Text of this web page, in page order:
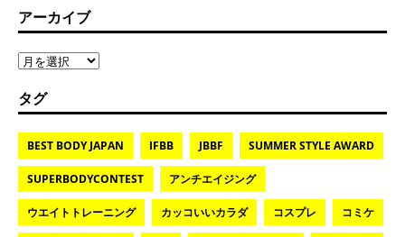
アーカイブ
タグ
BEST BODY JAPAN IFBB JBBF SUMMER STYLE AWARD
SUPERBODYCONTEST アンチエイジング
ウエイトトレーニング カッコいいカラダ コスプレ コミケ